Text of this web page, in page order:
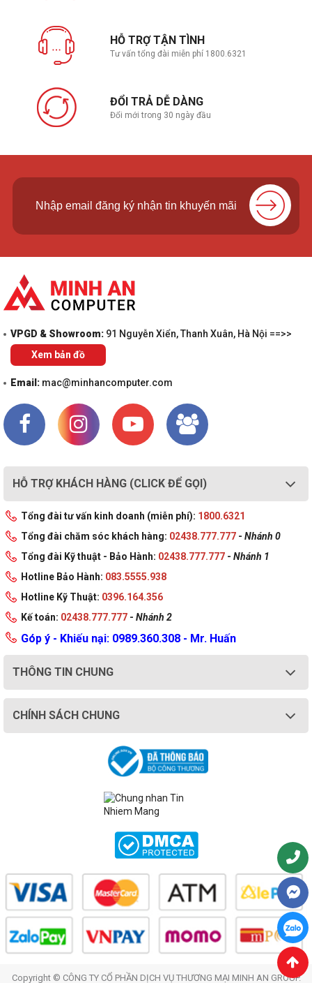
HỖ TRỢ TẬN TÌNH
Tư vấn tổng đài miễn phí 1800.6321
ĐỔI TRẢ DỄ DÀNG
Đổi mới trong 30 ngày đầu
VPGD & Showroom: 91 Nguyễn Xiển, Thanh Xuân, Hà Nội ==>>
Xem bản đồ
Email: mac@minhancomputer.com
HỖ TRỢ KHÁCH HÀNG (CLICK ĐỂ GỌI)
Tổng đài tư vấn kinh doanh (miễn phí): 1800.6321
Tổng đài chăm sóc khách hàng: 02438.777.777 - Nhánh 0
Tổng đài Kỹ thuật - Bảo Hành: 02438.777.777 - Nhánh 1
Hotline Bảo Hành: 083.5555.938
Hotline Kỹ Thuật: 0396.164.356
Kế toán: 02438.777.777 - Nhánh 2
Góp ý - Khiếu nại: 0989.360.308 - Mr. Huấn
THÔNG TIN CHUNG
CHÍNH SÁCH CHUNG
Copyright © CÔNG TY CỔ PHẦN DỊCH VỤ THƯƠNG MẠI MINH AN GROUP.